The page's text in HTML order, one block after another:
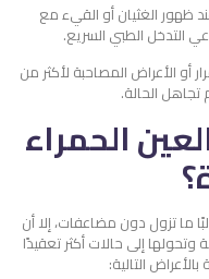
ظهور الغثيان أو القيء مع
التدخل الطبي السريع.
أو الأعراض المصاحبة لأكثر من
الحالة.
الحمراء
ما تزول دون مضاعفات، إلا أن
إلى حالات أكثر تعقيدًا
التالية: